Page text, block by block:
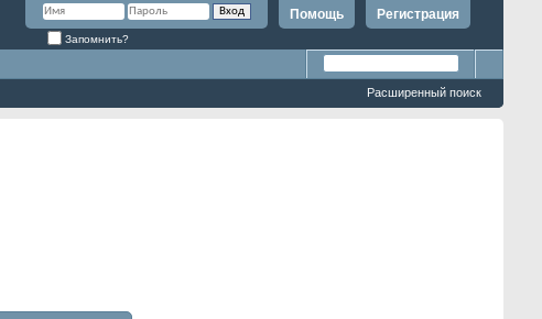
Регистрация
Помощь
Запомнить?
Расширенный поиск